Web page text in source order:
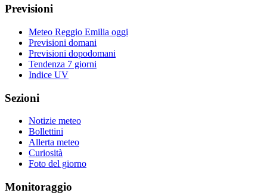
Previsioni
Meteo Reggio Emilia oggi
Previsioni domani
Previsioni dopodomani
Tendenza 7 giorni
Indice UV
Sezioni
Notizie meteo
Bollettini
Allerta meteo
Curiosità
Foto del giorno
Monitoraggio